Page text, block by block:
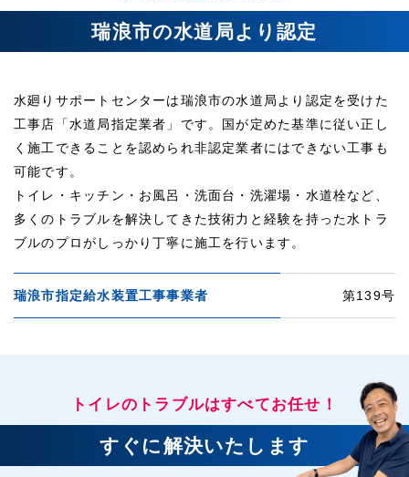
瑞浪市の水道局より認定
水廻りサポートセンターは瑞浪市の水道局より認定を受けた
工事店「水道局指定業者」です。国が定めた基準に従い正し
く施工できることを認められ非認定業者にはできない工事も
可能です。
トイレ・キッチン・お風呂・洗面台・洗濯場・水道栓など、
多くのトラブルを解決してきた技術力と経験を持った水トラ
ブルのプロがしっかり丁寧に施工を行います。
瑞浪市指定給水装置工事事業者 第139号
トイレのトラブルはすべてお任せ！
すぐに解決いたします